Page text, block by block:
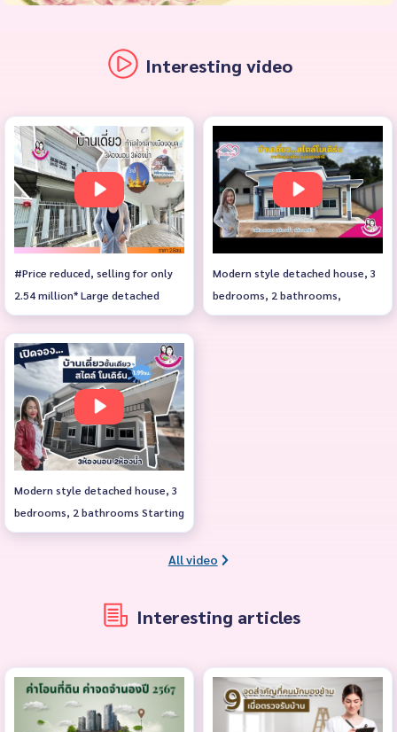
Interesting video
#Price reduced, selling for only
2.54 million* Large detached
house for sale, location in the
heart of Ubon. 📌Nakhonban
Road, opposite 19 Karat shop. 📌
Near Ubon Kindergarten School,
near Thung Si Mueang One and a
half story house, white back, very
beautiful. Area 45 square meters
3 bedrooms, 3 bathrooms 1
storage room with parking in the
house Price 2,540,000 baht
you can ask for more
information. Free credit
Modern style detached house, 3
bedrooms, 2 bathrooms,
starting at 1.99 million baht*
Modern style detached house, 3
bedrooms, 2 bathrooms Starting
price 1.99 million baht*
All video
Interesting articles